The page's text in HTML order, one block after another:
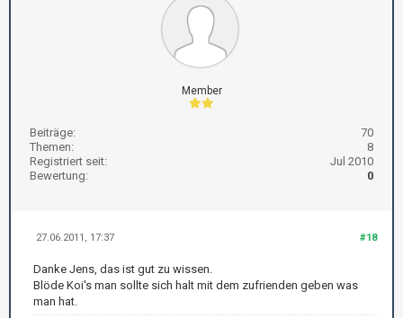
Member
Beiträge:
70
Themen:
8
Registriert seit:
Jul 2010
Bewertung:
0
#18
27.06.2011, 17:37
Danke Jens, das ist gut zu wissen.
Blöde Koi's man sollte sich halt mit dem zufrienden geben was
man hat.